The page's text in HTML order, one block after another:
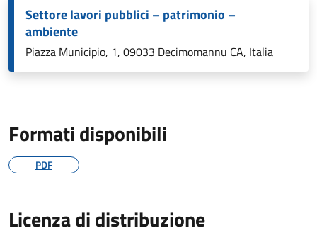
Settore lavori pubblici – patrimonio –
ambiente
Piazza Municipio, 1, 09033 Decimomannu CA, Italia
Formati disponibili
PDF
Licenza di distribuzione